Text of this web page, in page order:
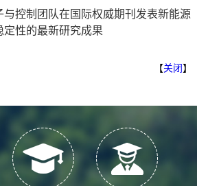
与控制团队在国际权威期刊发表新能源
性的最新研究成果
【关闭】